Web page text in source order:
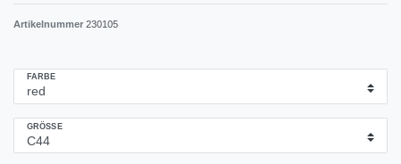
Artikelnummer 230105
FARBE
GRÖSSE